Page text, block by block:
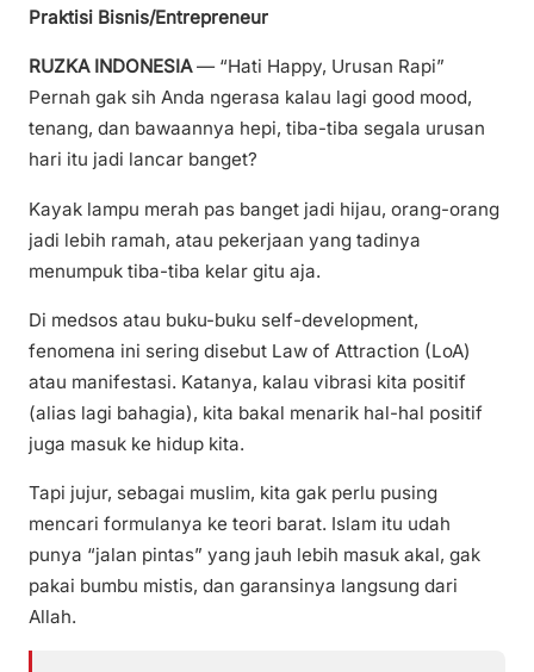
Praktisi Bisnis/Entrepreneur
RUZKA INDONESIA— “Hati Happy, Urusan Rapi”
Pernah gak sih Anda ngerasa kalau lagi good mood,
tenang, dan bawaannya hepi, tiba-tiba segala urusan
hari itu jadi lancar banget?
Kayak lampu merah pas banget jadi hijau, orang-orang
jadi lebih ramah, atau pekerjaan yang tadinya
menumpuk tiba-tiba kelar gitu aja.
Di medsos atau buku-buku self-development,
fenomena ini sering disebut Law of Attraction (LoA)
atau manifestasi. Katanya, kalau vibrasi kita positif
(alias lagi bahagia), kita bakal menarik hal-hal positif
juga masuk ke hidup kita.
Tapi jujur, sebagai muslim, kita gak perlu pusing
mencari formulanya ke teori barat. Islam itu udah
punya “jalan pintas” yang jauh lebih masuk akal, gak
pakai bumbu mistis, dan garansinya langsung dari
Allah.